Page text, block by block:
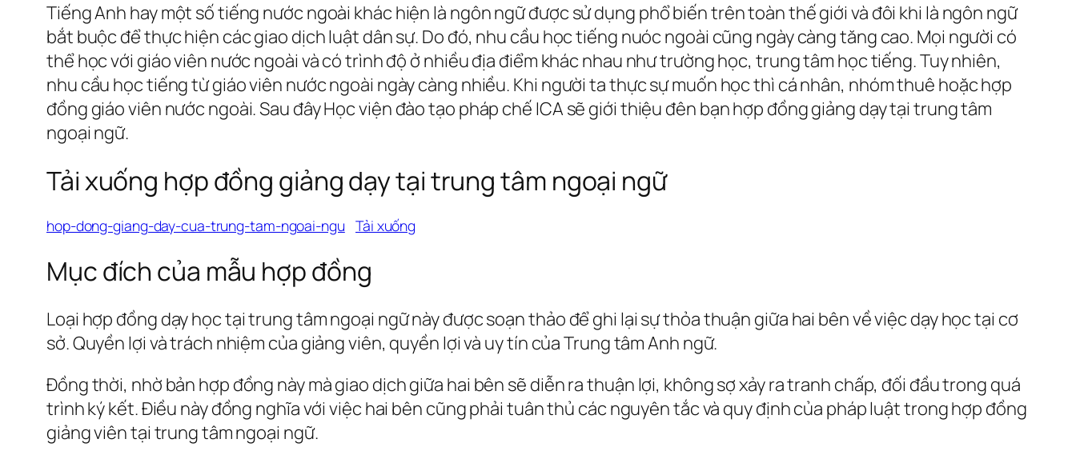
Tiếng Anh hay một số tiếng nước ngoài khác hiện là ngôn ngữ được sử dụng phổ biến trên toàn thế giới và đôi khi là ngôn ngữ
bắt buộc để thực hiện các giao dịch luật dân sự. Do đó, nhu cầu học tiếng nuóc ngoài cũng ngày càng tăng cao. Mọi người có
thể học với giáo viên nước ngoài và có trình độ ở nhiều địa điểm khác nhau như trường học, trung tâm học tiếng. Tuy nhiên,
nhu cầu học tiếng từ giáo viên nước ngoài ngày càng nhiều. Khi người ta thực sự muốn học thì cá nhân, nhóm thuê hoặc hợp
đồng giáo viên nước ngoài. Sau đây Học viện đào tạo pháp chế ICA sẽ giới thiệu đên bạn hợp đồng giảng dạy tại trung tâm
ngoại ngữ.
Tải xuống hợp đồng giảng dạy tại trung tâm ngoại ngữ
hop-dong-giang-day-cua-trung-tam-ngoai-ngu Tải xuống
Mục đích của mẫu hợp đồng
Loại hợp đồng dạy học tại trung tâm ngoại ngữ này được soạn thảo để ghi lại sự thỏa thuận giữa hai bên về việc dạy học tại cơ
sở. Quyền lợi và trách nhiệm của giảng viên, quyền lợi và uy tín của Trung tâm Anh ngữ.
Đồng thời, nhờ bản hợp đồng này mà giao dịch giữa hai bên sẽ diễn ra thuận lợi, không sợ xảy ra tranh chấp, đối đầu trong quá
trình ký kết. Điều này đồng nghĩa với việc hai bên cũng phải tuân thủ các nguyên tắc và quy định của pháp luật trong hợp đồng
giảng viên tại trung tâm ngoại ngữ.